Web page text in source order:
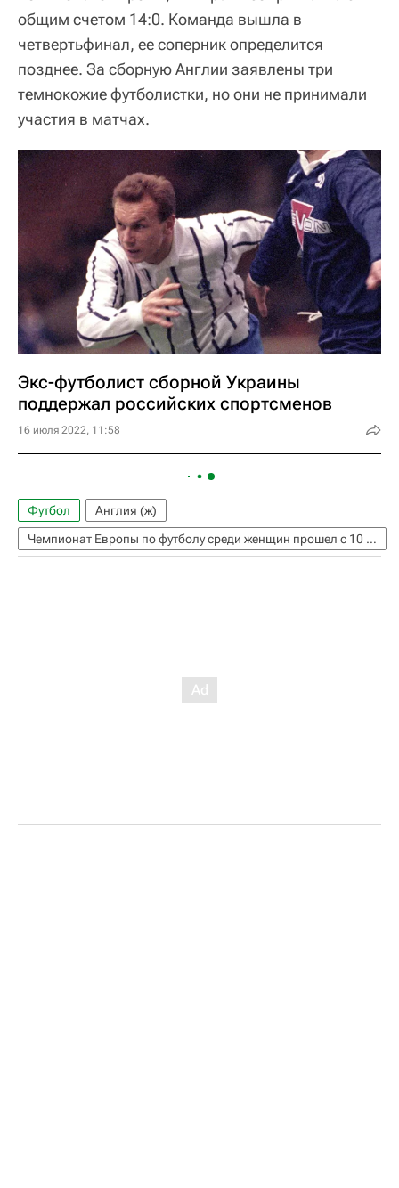
общим счетом 14:0. Команда вышла в
четвертьфинал, ее соперник определится
позднее. За сборную Англии заявлены три
темнокожие футболистки, но они не принимали
участия в матчах.
Экс-футболист сборной Украины
поддержал российских спортсменов
16 июля 2022, 11:58
Футбол
Англия (ж)
Чемпионат Европы по футболу среди женщин прошел с 10 по 28 июля